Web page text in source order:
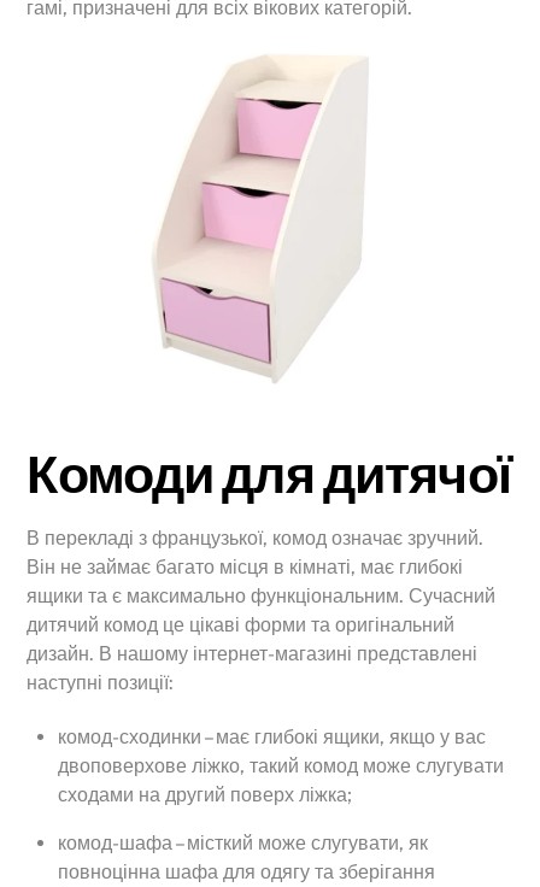
гамі, призначені для всіх вікових категорій.
Комоди для дитячої
В перекладі з французької, комод означає зручний.
Він не займає багато місця в кімнаті, має глибокі
ящики та є максимально функціональним. Сучасний
дитячий комод це цікаві форми та оригінальний
дизайн. В нашому інтернет-магазині представлені
наступні позиції:
комод-сходинки – має глибокі ящики, якщо у вас
двоповерхове ліжко, такий комод може слугувати
сходами на другий поверх ліжка;
комод-шафа – місткий може слугувати, як
повноцінна шафа для одягу та зберігання